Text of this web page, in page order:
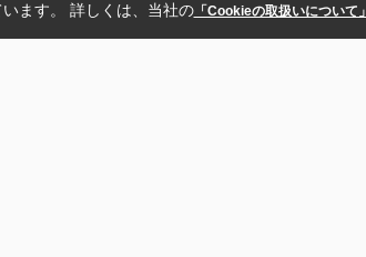
ます。 詳しくは、当社の「Cookieの取扱いについて」